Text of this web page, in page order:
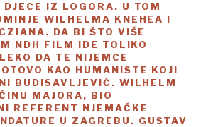
DJECE IZ LOGORA. U TOM
WILHELMA KNEHEA I
DA BI ŠTO VIŠE
NDH FILM IDE TOLIKO
DA TE NIJEMCE
KAO HUMANISTE KOJI
BUDISAVLJEVIĆ. WILHELM
MAJORA, BIO
REFERENT NJEMAČKE
U ZAGREBU. GUSTAV